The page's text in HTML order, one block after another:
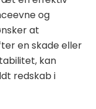
og
at
en skade eller
kan
redskab i